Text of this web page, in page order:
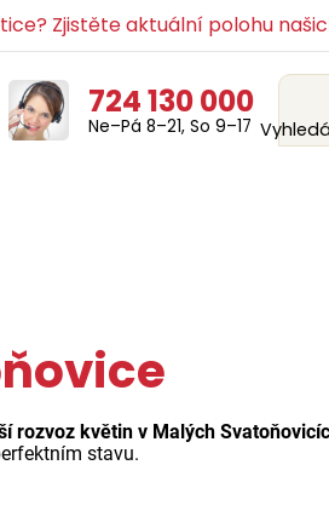
Zjistěte aktuální polohu
724 130 000
Ne–Pá 8–21, So 9–17
rozvoz květin v Malých
stavu.